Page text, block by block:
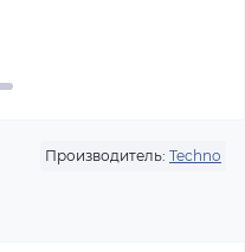
Производитель: Techno